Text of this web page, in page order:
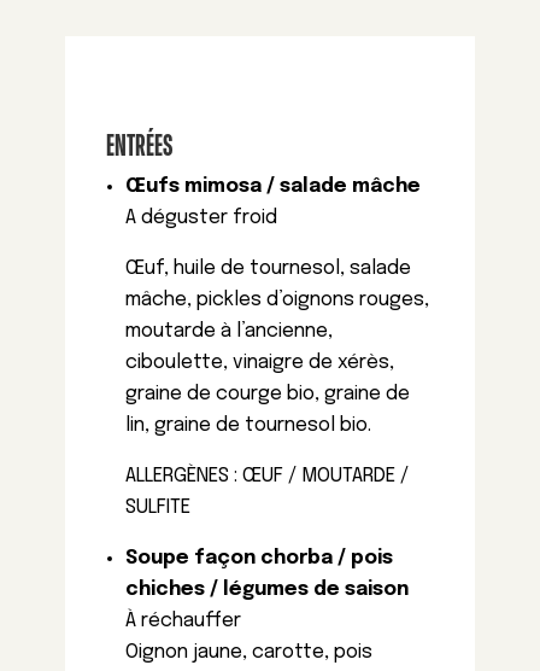
ENTRÉES
Œufs mimosa / salade mâche
A déguster froid
Œuf, huile de tournesol, salade
mâche, pickles d’oignons rouges,
moutarde à l’ancienne,
ciboulette, vinaigre de xérès,
graine de courge bio, graine de
lin, graine de tournesol bio.
ALLERGÈNES : ŒUF / MOUTARDE /
SULFITE
Soupe façon chorba / pois
chiches / légumes de saison
À réchauffer
Oignon jaune, carotte, pois